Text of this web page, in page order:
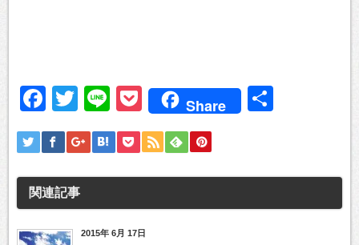
Facebook
Twitter
LinePocket
Share
関連記事
2015年 6月 17日